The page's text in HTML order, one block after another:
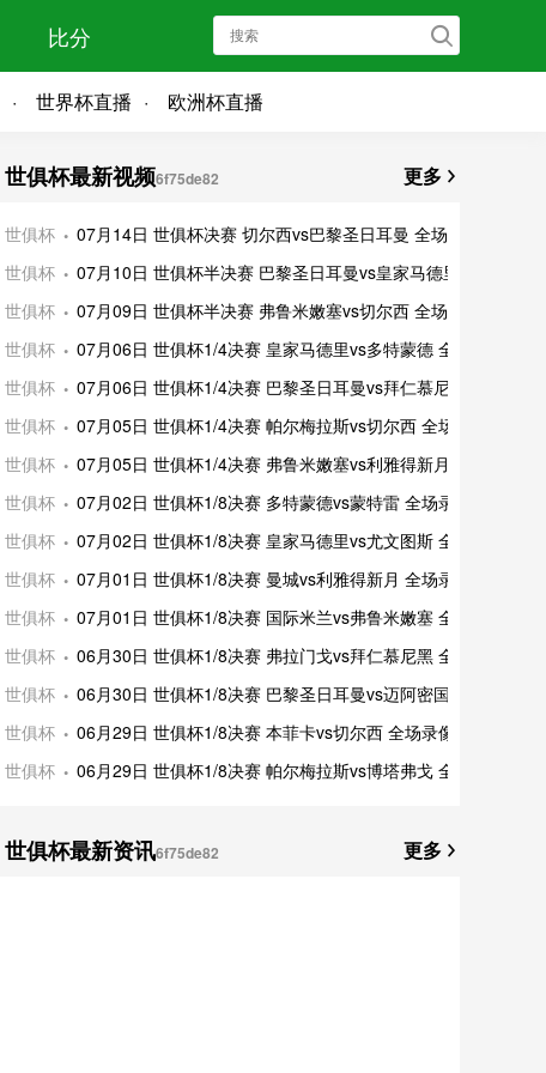
比分
世界杯直播 欧洲杯直播
世俱杯最新视频 更多
6f75de82
世俱杯
07月14日 世俱杯决赛 切尔西vs巴黎圣日耳曼 全场
世俱杯
07月10日 世俱杯半决赛 巴黎圣日耳曼vs皇家马德里
世俱杯
07月09日 世俱杯半决赛 弗鲁米嫩塞vs切尔西 全场
世俱杯
07月06日 世俱杯1/4决赛 皇家马德里vs多特蒙德 全
世俱杯
07月06日 世俱杯1/4决赛 巴黎圣日耳曼vs拜仁慕尼
世俱杯
07月05日 世俱杯1/4决赛 帕尔梅拉斯vs切尔西 全场
世俱杯
07月05日 世俱杯1/4决赛 弗鲁米嫩塞vs利雅得新月
世俱杯
07月02日 世俱杯1/8决赛 多特蒙德vs蒙特雷 全场录
世俱杯
07月02日 世俱杯1/8决赛 皇家马德里vs尤文图斯 全
世俱杯
07月01日 世俱杯1/8决赛 曼城vs利雅得新月 全场录
世俱杯
07月01日 世俱杯1/8决赛 国际米兰vs弗鲁米嫩塞 全
世俱杯
06月30日 世俱杯1/8决赛 弗拉门戈vs拜仁慕尼黑 全
世俱杯
06月30日 世俱杯1/8决赛 巴黎圣日耳曼vs迈阿密国
世俱杯
06月29日 世俱杯1/8决赛 本菲卡vs切尔西 全场录像
世俱杯
06月29日 世俱杯1/8决赛 帕尔梅拉斯vs博塔弗戈 全
世俱杯最新资讯 更多
6f75de82